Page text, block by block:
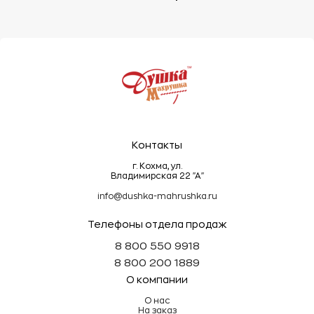
Контакты
г. Кохма, ул.
Владимирская 22 "А"
info@dushka-mahrushka.ru
Телефоны отдела продаж
8 800 550 9918
8 800 200 1889
О компании
О нас
На заказ